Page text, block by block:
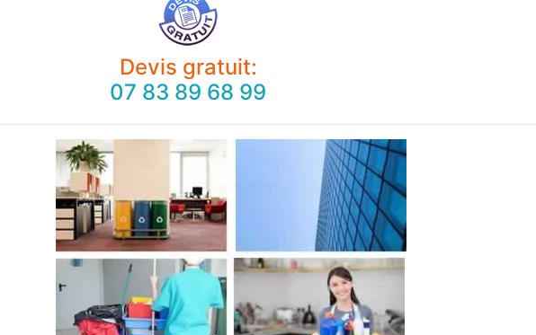
Devis gratuit:
07 83 89 68 99